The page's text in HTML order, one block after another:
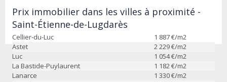
Prix immobilier dans les villes à proximité -
Saint-Étienne-de-Lugdarès
Cellier-du-Luc 1 887€/m2
Astet
2 229€/m2
Luc
1 054€/m2
La Bastide-Puylaurent
1 182 €/m2
Lanarce
1 330€/m2